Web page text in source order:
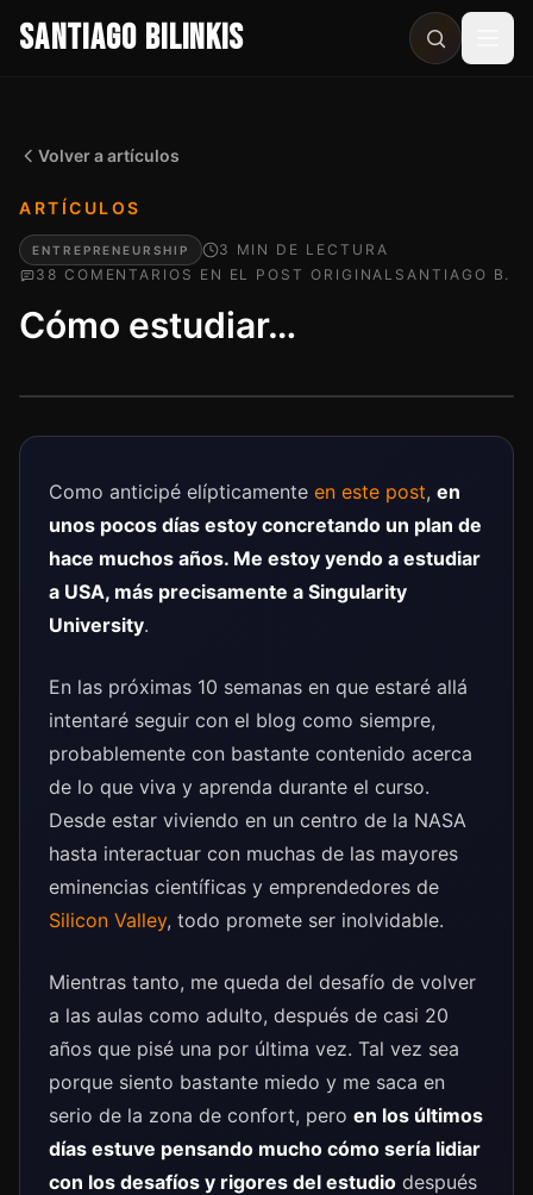
SANTIAGO BILINKIS
Volver a artículos
ARTÍCULOS
ENTREPRENEURSHIP 3 MIN DE LECTURA
38 COMENTARIO S EN EL POST ORIGINAL SANTIAGO B.
Cómo estudiar…
Como anticipé elípticamente en este post, en
unos pocos días estoy concretando un plan de
hace muchos años. Me estoy yendo a estudiar
a USA, más precisamente a Singularity
University.
En las próximas 10 semanas en que estaré allá
intentaré seguir con el blog como siempre,
probablemente con bastante contenido acerca
de lo que viva y aprenda durante el curso.
Desde estar viviendo en un centro de la NASA
hasta interactuar con muchas de las mayores
eminencias científicas y emprendedores de
Silicon Valley, todo promete ser inolvidable.
Mientras tanto, me queda del desafío de volver
a las aulas como adulto, después de casi 20
años que pisé una por última vez. Tal vez sea
porque siento bastante miedo y me saca en
serio de la zona de confort, pero en los últimos
días estuve pensando mucho cómo sería lidiar
con los desafíos y rigores del estudio después